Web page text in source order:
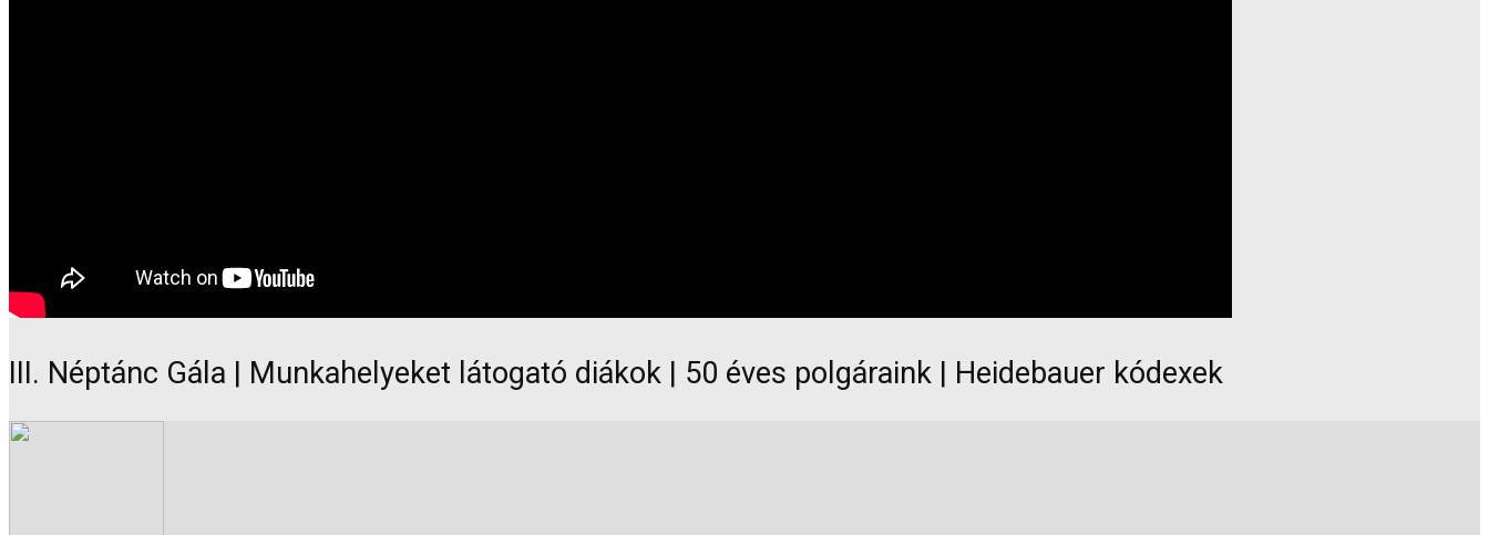
III. Néptánc Gála | Munkahelyeket látogató diákok | 50 éves polgáraink | Heidebauer kódexek